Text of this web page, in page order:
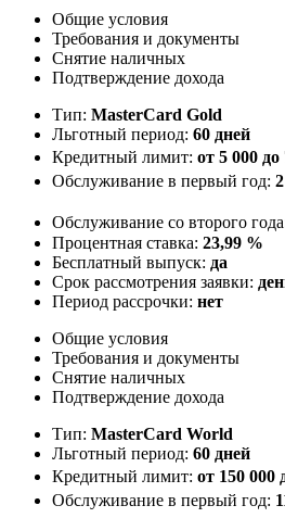
Общие условия
Требования и документы
Снятие наличных
Подтверждение дохода
Тип: MasterСard Gold
Льготный период: 60 дней
Кредитный лимит: от 5 000 до
Обслуживание в первый год:
Обслуживание со второго
Процентная ставка: 23,99 %
Бесплатный выпуск: да
Срок рассмотрения заявки:
Период рассрочки: нет
Общие условия
Требования и документы
Снятие наличных
Подтверждение дохода
Тип: MasterСard World
Льготный период: 60 дней
Кредитный лимит: от 150 000
Обслуживание в первый год: